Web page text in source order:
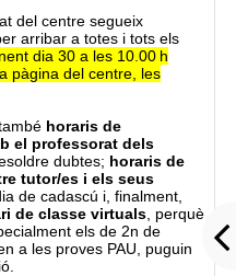
del centre segueix
arribar a totes i tots els
dia 30 a les 10.00 h
pàgina del centre, les
horaris de
el professorat dels
dubtes; horaris de
tutor/esi els seus
de cadascú i, finalment,
de classe virtuals, perquè
els de 2n de
a les proves PAU, puguin